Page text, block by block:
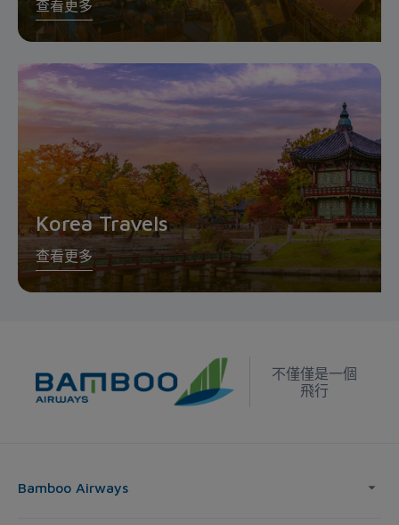
查看更多
Korea Travels
查看更多
不僅僅是一個
飛行
Bamboo Airways